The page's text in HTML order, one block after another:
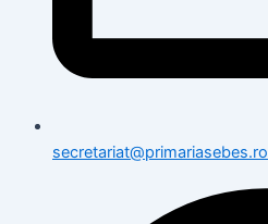
secretariat@primariasebes.ro